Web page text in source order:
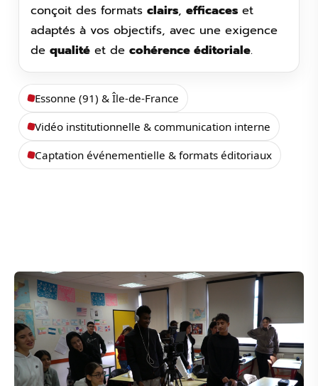
conçoit des formats clairs, efficaces et
adaptés à vos objectifs, avec une exigence
de qualité et de cohérence éditoriale.
Essonne (91) & Île-de-France
Vidéo institutionnelle & communication interne
Captation événementielle & formats éditoriaux